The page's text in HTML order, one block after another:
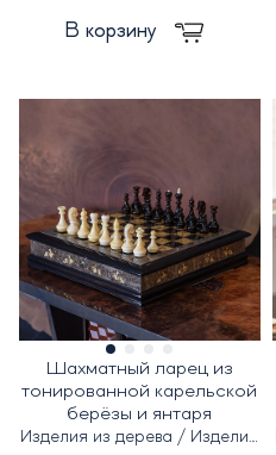
В корзину
Шахматный ларец из
тонированной карельской
берёзы и янтаря
Изделия из дерева / Изделия